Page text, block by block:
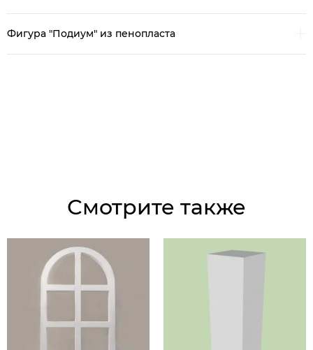
Фигура "Подиум" из пенопласта
Смотрите также